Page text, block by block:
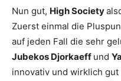
Nun gut, High Society
Zuerst einmal die
auf jeden Fall die sehr
Jubekos Djorkaeff und
innovativ und wirklich